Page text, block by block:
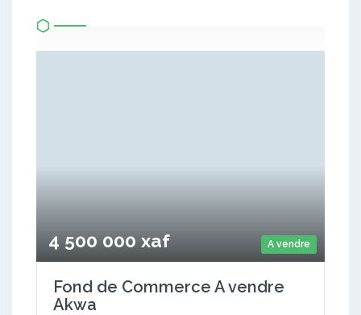
A vendre
4 500 000 xaf
Fond de Commerce A vendre
Akwa